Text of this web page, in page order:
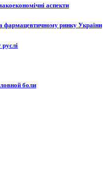
аспекти
фармацевтичному ринку України
боли